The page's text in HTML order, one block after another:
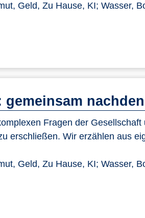
Geld, Zu Hause, KI; Wasser,
Fragen der
erschließen. Wir erzählen aus
Geld, Zu Hause, KI; Wasser,